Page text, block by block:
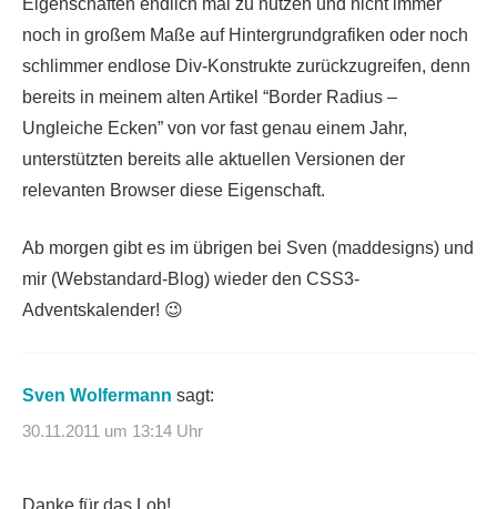
Eigenschaften endlich mal zu nutzen und nicht immer
noch in großem Maße auf Hintergrundgrafiken oder noch
schlimmer endlose Div-Konstrukte zurückzugreifen, denn
bereits in meinem alten Artikel “Border Radius –
Ungleiche Ecken” von vor fast genau einem Jahr,
unterstützten bereits alle aktuellen Versionen der
relevanten Browser diese Eigenschaft.
Ab morgen gibt es im übrigen bei Sven (maddesigns) und
mir (Webstandard-Blog) wieder den CSS3-
Adventskalender! 😉
Sven Wolfermann sagt:
30.11.2011 um 13:14 Uhr
Danke für das Lob!